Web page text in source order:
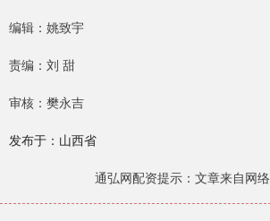
编辑：姚致宇
责编：刘 甜
审核：樊永吉
发布于：山西省
通弘网配资提示：文章来自网